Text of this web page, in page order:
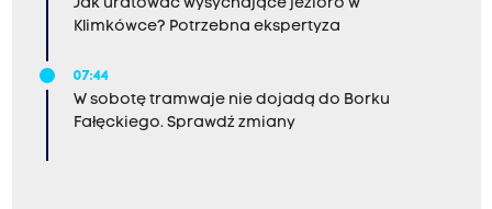
Jak uratować wysychające jezioro w
Klimkówce? Potrzebna ekspertyza
07:44
W sobotę tramwaje nie dojadą do Borku
Fałęckiego. Sprawdź zmiany